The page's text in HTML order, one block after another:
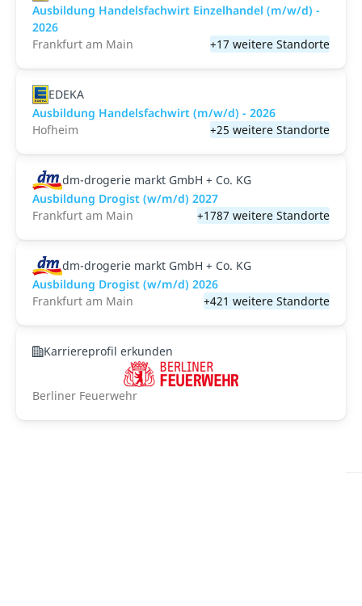
Ausbildung Handelsfachwirt Einzelhandel (m/w/d) -
2026
Frankfurt am Main
+17 weitere Standorte
EDEKA
Ausbildung Handelsfachwirt (m/w/d) - 2026
Hofheim
+25 weitere Standorte
dm-drogerie markt GmbH + Co. KG
Ausbildung Drogist (w/m/d) 2027
Frankfurt am Main
+1787 weitere Standorte
dm-drogerie markt GmbH + Co. KG
Ausbildung Drogist (w/m/d) 2026
Frankfurt am Main
+421 weitere Standorte
Karriereprofil erkunden
Berliner Feuerwehr